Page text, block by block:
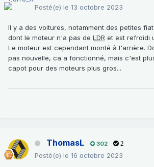
Posté(e) le 13 octobre 2023
Il y a des voitures, notamment des petites
dont le moteur n'a pas de LDR et est refroidi
Le moteur est cependant monté à l'arrière.
pas nouvelle, ca a fonctionné, mais c'est
capot pour des moteurs plus gros...
ThomasL 302 2
Posté(e) le 16 octobre 2023